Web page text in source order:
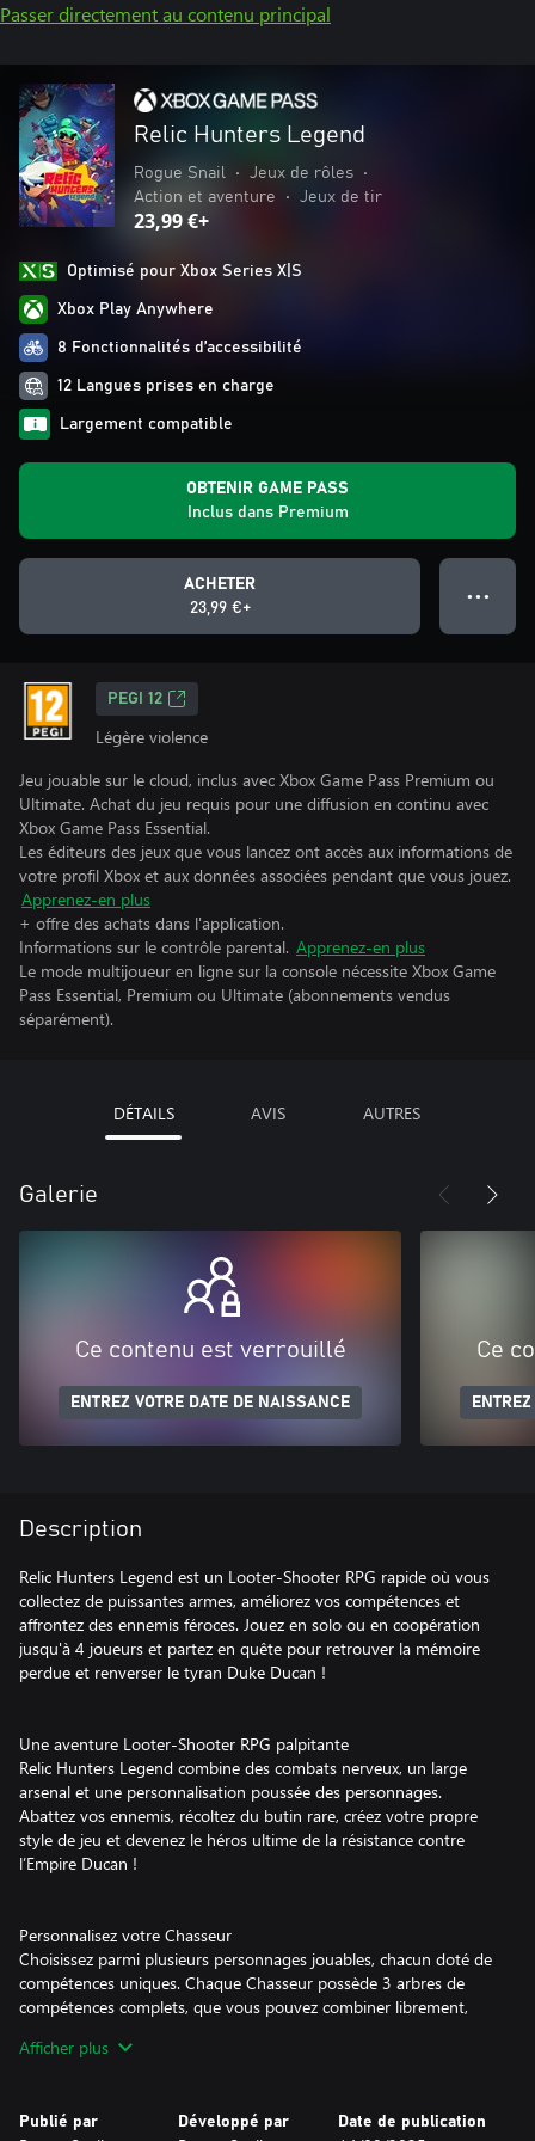
Passer directement au contenu principal
Relic Hunters Legend
Rogue Snail • Jeux de rôles
•
Action et aventure
• Jeux de tir
23,99 €+
Optimisé pour Xbox Series X|S
Xbox Play Anywhere
8 Fonctionnalités d’accessibilité
12 Langues prises en charge
Largement compatible
OBTENIR GAME PASS
Inclus dans Premium
ACHETER
23,99 €+
● ● ●
PEGI 12
Légère violence
Jeu jouable sur le cloud, inclus avec Xbox Game Pass Premium ou
Ultimate. Achat du jeu requis pour une diffusion en continu avec
Xbox Game Pass Essential.
Les éditeurs des jeux que vous lancez ont accès aux informations de
votre profil Xbox et aux données associées pendant que vous jouez.
Apprenez-en plus
+ offre des achats dans l'application.
Informations sur le contrôle parental. Apprenez-en plus
Le mode multijoueur en ligne sur la console nécessite Xbox Game
Pass Essential, Premium ou Ultimate (abonnements vendus
séparément).
DÉTAILS AVIS AUTRES
Galerie
Ce contenu est verrouillé
ENTREZ VOTRE DATE DE NAISSANCE
Ce
Description
Relic Hunters Legend est un Looter-Shooter RPG rapide où vous
collectez de puissantes armes, améliorez vos compétences et
affrontez des ennemis féroces. Jouez en solo ou en coopération
jusqu'à 4 joueurs et partez en quête pour retrouver la mémoire
perdue et renverser le tyran Duke Ducan !
Une aventure Looter-Shooter RPG palpitante
Relic Hunters Legend combine des combats nerveux, un large
arsenal et une personnalisation poussée des personnages.
Abattez vos ennemis, récoltez du butin rare, créez votre propre
style de jeu et devenez le héros ultime de la résistance contre
l’Empire Ducan !
Personnalisez votre Chasseur
Choisissez parmi plusieurs personnages jouables, chacun doté de
compétences uniques. Chaque Chasseur possède 3 arbres de
compétences complets, que vous pouvez combiner librement,
emplacements d’équipement et d’armes, un vaste système
Afficher plus
Publié par Développé par Date de publication